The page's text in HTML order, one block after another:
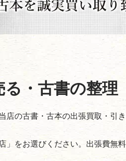
・古書の整理
の古書・古本の出張買取・引
をお選びください。出張費無